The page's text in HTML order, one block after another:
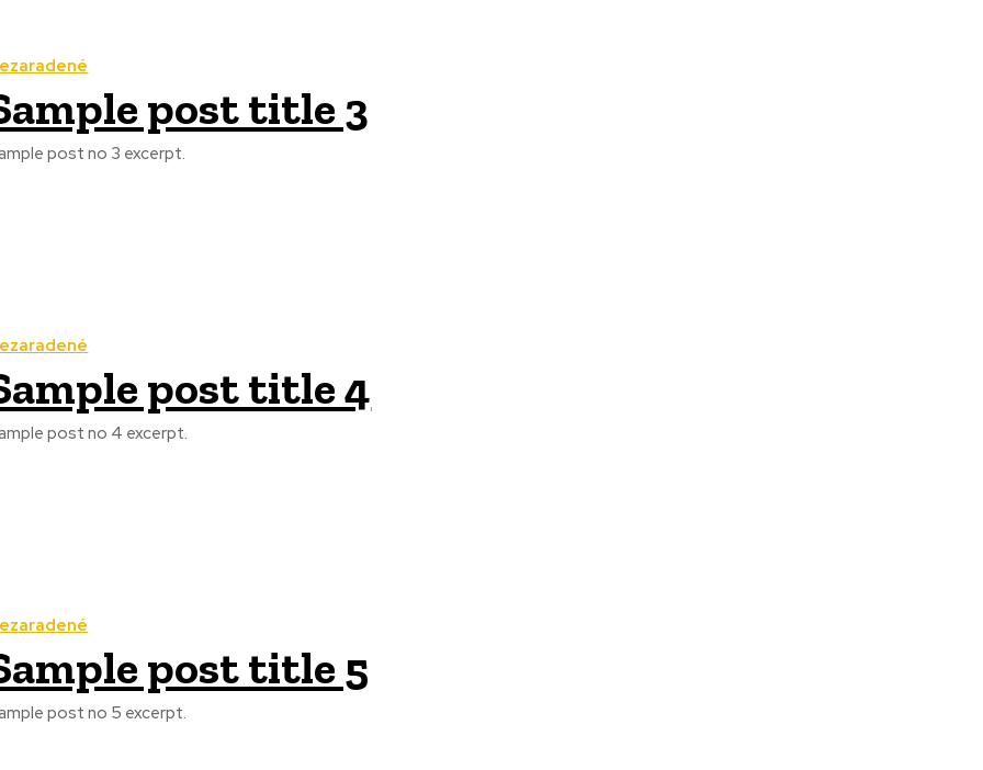
post title 3
post no 3 excerpt.
post title 4
post no 4 excerpt.
post title 5
post no 5 excerpt.